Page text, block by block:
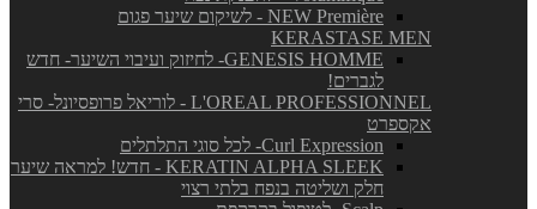
NEW Première - לשיקום שיער פגום
KERASTASE MEN
GENESIS HOMME- לחיזוק ועיבוי השיער- חדש
לגברים!
L'OREAL PROFESSIONNEL - לוריאל פרופסיונל- סרי
אקספרט
Curl Expression- לכל סוגי התלתלים
KERATIN ALPHA SLEEK - חדש! למראה שיער
חלק ושליטה בנפח בלתי רצוי